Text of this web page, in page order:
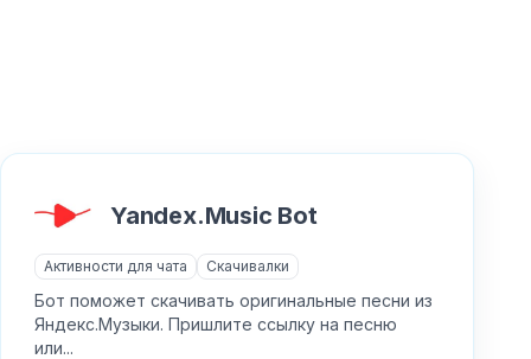
Yandex.Music Bot
Активности для чата Скачивалки
Бот поможет скачивать оригинальные песни из
Яндекс.Музыки. Пришлите ссылку на песню
или...